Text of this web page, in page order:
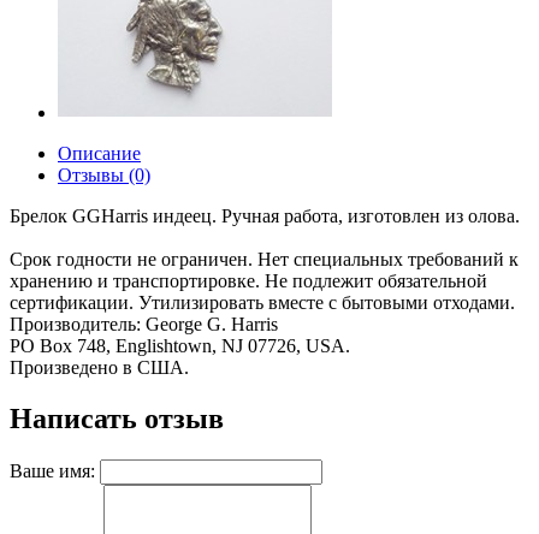
Описание
Отзывы (0)
Брелок GGHarris индеец. Ручная работа, изготовлен из олова.
Срок годности не ограничен. Нет специальных требований к
хранению и транспортировке. Не подлежит обязательной
сертификации. Утилизировать вместе с бытовыми отходами.
Производитель: George G. Harris
PO Box 748, Englishtown, NJ 07726, USA.
Произведено в США.
Написать отзыв
Ваше имя: